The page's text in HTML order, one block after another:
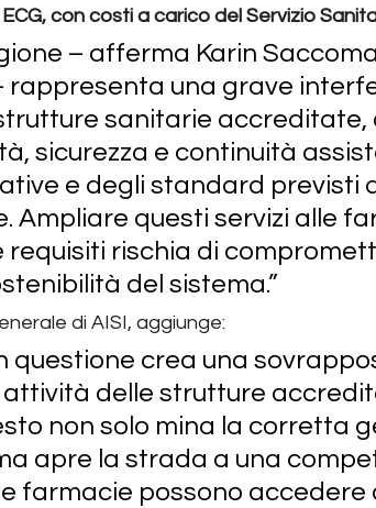
con costi a carico del Servizio
– afferma Karin
rappresenta una grave
sanitarie accreditate,
sicurezza e continuità
e degli standard previsti
Ampliare questi servizi alle
requisiti rischia di
del sistema.”
di AISI, aggiunge:
questione crea una
delle strutture
non solo mina la corretta
apre la strada a una
farmacie possono accedere